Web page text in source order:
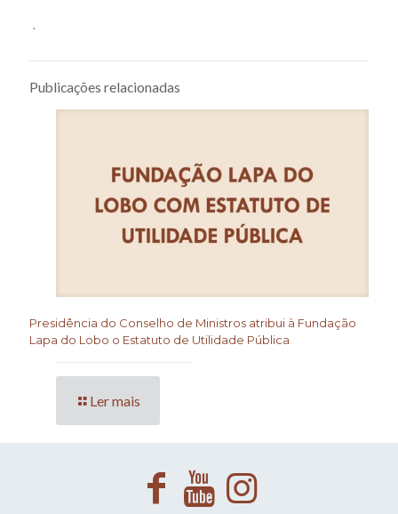
.
Publicações relacionadas
Presidência do Conselho de Ministros atribui à Fundação
Lapa do Lobo o Estatuto de Utilidade Pública
Ler mais